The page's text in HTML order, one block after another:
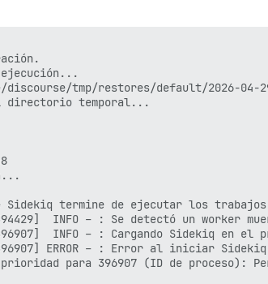
ejecución...
tmp/restores/default/2026-04-
directorio temporal...
Sidekiq termine de ejecutar los
INFO – : Se detectó un worker
INFO – : Cargando Sidekiq en el
ERROR – : Error al iniciar
para 396907 (ID de proceso):